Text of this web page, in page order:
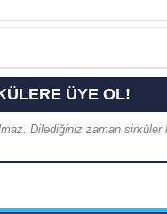
Dilediğiniz zaman